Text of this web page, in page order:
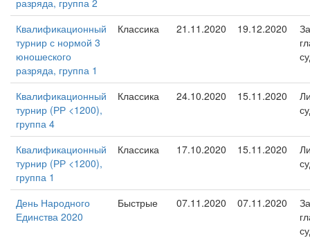
разряда, группа 2
Квалификационный
турнир с нормой 3
юношеского
разряда, группа 1
Классика 21.11.2020 19.12.2020
Квалификационный
турнир (РР <1200),
группа 4
Классика 24.10.2020 15.11.2020
Квалификационный
турнир (РР <1200),
группа 1
Классика 17.10.2020 15.11.2020
День Народного
Единства 2020
Быстрые 07.11.2020 07.11.2020